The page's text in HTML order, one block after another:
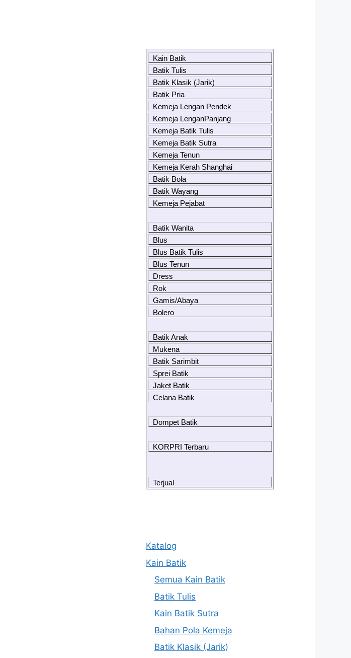
Kain Batik
Batik Tulis
Batik Klasik (Jarik)
Batik Pria
Kemeja Lengan Pendek
Kemeja LenganPanjang
Kemeja Batik Tulis
Kemeja Batik Sutra
Kemeja Tenun
Kemeja Kerah Shanghai
Batik Bola
Batik Wayang
Kemeja Pejabat
Batik Wanita
Blus
Blus Batik Tulis
Blus Tenun
Dress
Rok
Gamis/Abaya
Bolero
Batik Anak
Mukena
Batik Sarimbit
Sprei Batik
Jaket Batik
Celana Batik
Dompet Batik
KORPRI Terbaru
Terjual
Katalog
Kain Batik
Semua Kain Batik
Batik Tulis
Kain Batik Sutra
Bahan Pola Kemeja
Batik Klasik (Jarik)